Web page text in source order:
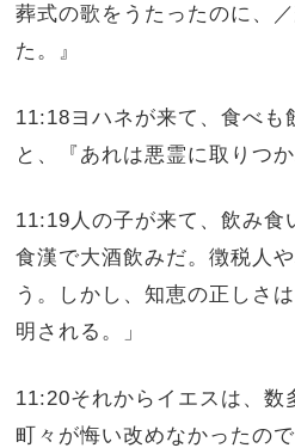
葬式の歌をうたったのに、
た。』
11:18ヨハネが来て、食べも
と、『あれは悪霊に取りつ
11:19人の子が来て、飲み食
食漢で大酒飲みだ。徴税人
う。しかし、知恵の正しさ
明される。」
11:20それからイエスは、数
町々が悔い改めなかったの